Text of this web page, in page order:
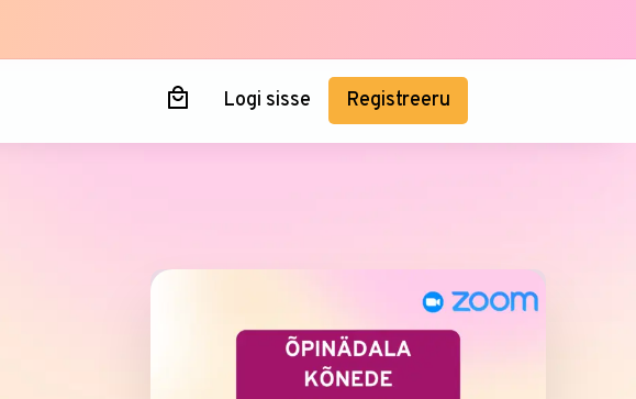
Logi sisse Registreeru